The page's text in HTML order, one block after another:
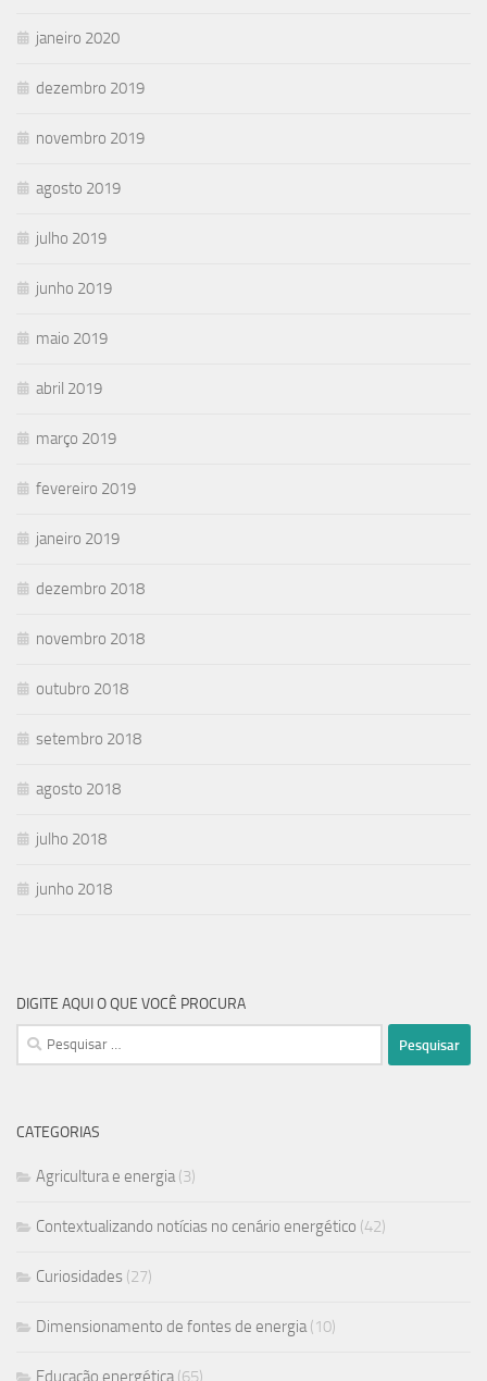
janeiro 2020
dezembro 2019
novembro 2019
agosto 2019
julho 2019
junho 2019
maio 2019
abril 2019
março 2019
fevereiro 2019
janeiro 2019
dezembro 2018
novembro 2018
outubro 2018
setembro 2018
agosto 2018
julho 2018
junho 2018
DIGITE AQUI O QUE VOCÊ PROCURA
CATEGORIAS
Agricultura e energia(3)
Contextualizando notícias no cenário energético (42)
Curiosidades (27)
Dimensionamento de fontes de energia(10)
Educação energética (65)